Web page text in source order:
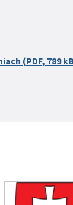
(PDF, 789